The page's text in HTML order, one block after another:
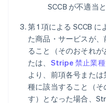
SCCB が不適当
第 1 項による SCCB
た商品・サービスが
ること（そのおそれ
たは、 Stripe 禁止業種
より、前項各号また
種に該当すること（
す）となった場合、